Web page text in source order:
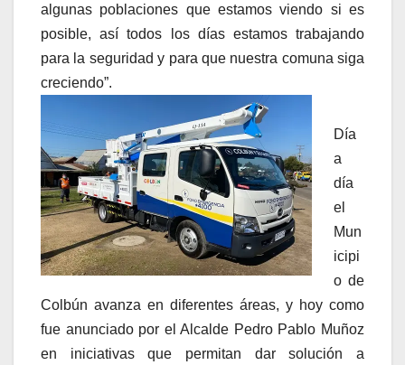
algunas poblaciones que estamos viendo si es
posible, así todos los días estamos trabajando
para la seguridad y para que nuestra comuna siga
creciendo”.
Día
a
día
el
Mun
icipi
o de
Colbún avanza en diferentes áreas, y hoy como
fue anunciado por el Alcalde Pedro Pablo Muñoz
en iniciativas que permitan dar solución a